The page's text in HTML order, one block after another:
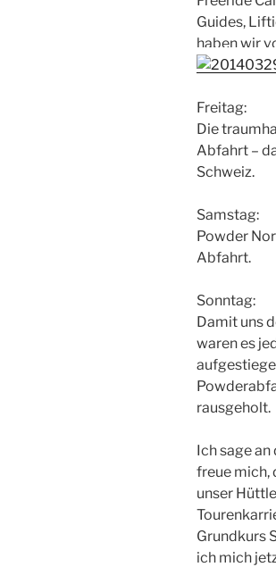
Guides,
haben wir
Freitag:
Die
Abfahrt –
Schweiz.
Samstag:
Powder
Abfahrt.
Sonntag:
Damit uns
waren es
rausgeholt.
Ich sage an
freue mich,
unser
Grundkurs
ich mich